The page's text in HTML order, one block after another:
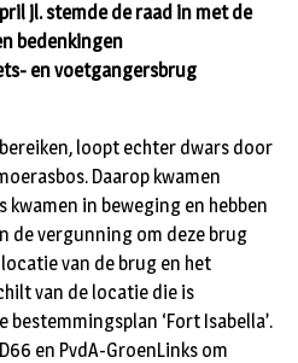
jl. stemde de raad in met de
bedenkingen
en voetgangersbrug
loopt echter dwars door
Daarop kwamen
in beweging en hebben
de vergunning om deze brug
van de brug en het
van de locatie die is
‘Fort Isabella’.
en PvdA-GroenLinks om